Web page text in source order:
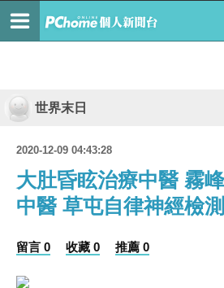
世界末日
2020-12-09 04:43:28
大肚昏眩治療中醫 霧
中醫 草屯自律神經檢
留言 0 收藏 0 推薦 0